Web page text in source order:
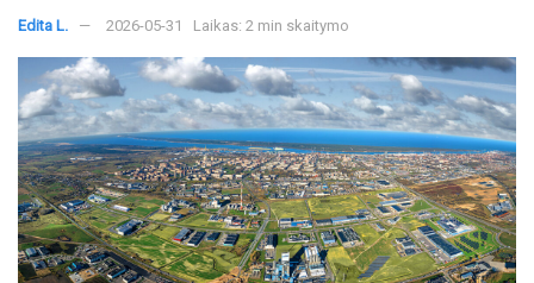
Edita L. 2026-05-31 Laikas: 2 min skaitymo